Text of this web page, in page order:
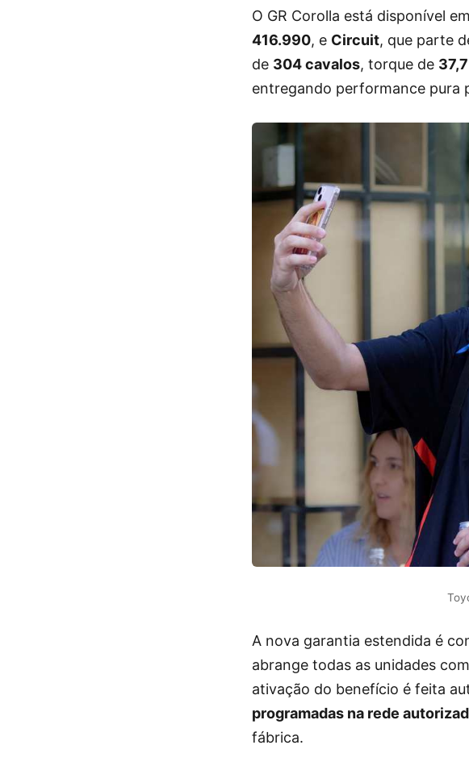
O GR Corolla está disponível
416.990, e Circuit, que parte
de 304 cavalos, torque de
entregando performance pura
A nova garantia estendida é
abrange todas as unidades
ativação do benefício é feita
programadas na rede
fábrica.